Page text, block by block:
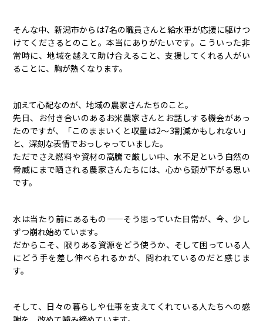
そんな中、新潟市からは7名の職員さんと給水車が応援に駆けつ
けてくださるとのこと。本当にありがたいです。こういった非
常時に、地域を越えて助け合えること、支援してくれる人がい
ることに、胸が熱くなります。
加えて心配なのが、地域の農家さんたちのこと。
先日、お付き合いのあるお米農家さんとお話しする機会があっ
たのですが、「このままいくと収量は2〜3割減かもしれない」
と、深刻な表情でおっしゃっていました。
ただでさえ燃料や資材の高騰で厳しい中、水不足という自然の
脅威にまで晒される農家さんたちには、心から頭が下がる思い
です。
水は当たり前にあるもの——そう思っていた日常が、今、少し
ずつ崩れ始めています。
だからこそ、限りある資源をどう使うか、そして困っている人
にどう手を差し伸べられるかが、問われているのだと感じま
す。
そして、日々の暮らしや仕事を支えてくれている人たちへの感